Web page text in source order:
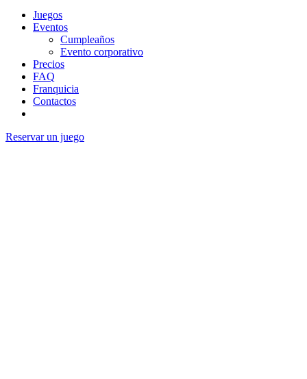
Juegos
Eventos
Cumpleaños
Evento corporativo
Precios
FAQ
Franquicia
Contactos
Reservar un juego